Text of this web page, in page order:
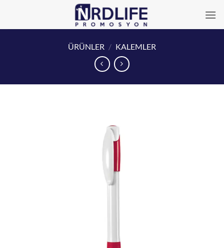
ÜRÜNLER / KALEMLER